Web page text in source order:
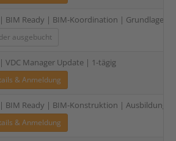
| BIM Ready | BIM-Koordination | Grundlagen |
ausgebucht
VDC Manager Update | 1-tägig
& Anmeldung
| BIM Ready | BIM-Konstruktion | Ausbildung
& Anmeldung